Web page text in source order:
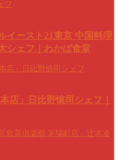
イースト21東京 中国料理
シェフ｜わかば食堂
店」日比野慎司シェフ｜